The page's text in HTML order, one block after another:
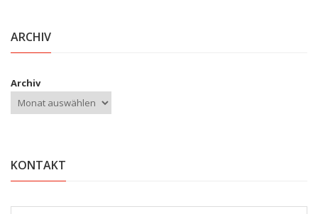
ARCHIV
Archiv
KONTAKT